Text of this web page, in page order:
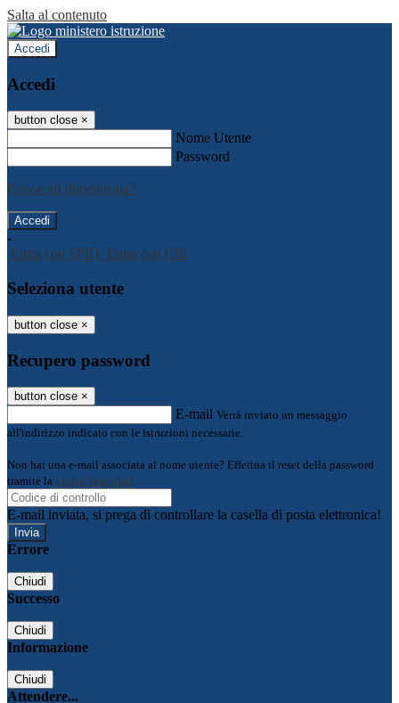
Salta al contenuto
Accedi
Accedi
button close ×
Nome Utente
Password
Password dimenticata?
-
Entra con SPID Entra con CIE
Seleziona utente
button close ×
Recupero password
button close ×
E-mail Verrà inviato un messaggio
all'indirizzo indicato con le istruzioni necessarie.
Non hai una e-mail associata al nome utente? Effettua il reset della password
tramite la Login Spaggiari
E-mail inviata, si prega di controllare la casella di posta elettronica!
Errore
Chiudi
Successo
Chiudi
Informazione
Chiudi
Attendere...